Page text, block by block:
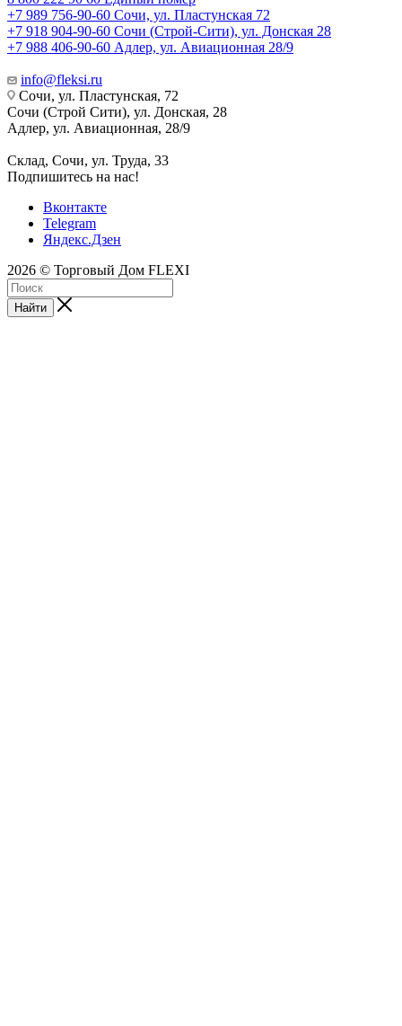
+7 989 756-90-60 Сочи, ул. Пластунская 72
+7 918 904-90-60 Сочи (Строй-Сити), ул. Донская 28
+7 988 406-90-60 Адлер, ул. Авиационная 28/9
info@fleksi.ru
Сочи, ул. Пластунская, 72
Сочи (Строй Сити), ул. Донская, 28
Адлер, ул. Авиационная, 28/9
Склад, Сочи, ул. Труда, 33
Подпишитесь на нас!
Вконтакте
Telegram
Яндекс.Дзен
2026 © Торговый Дом FLEXI
Найти